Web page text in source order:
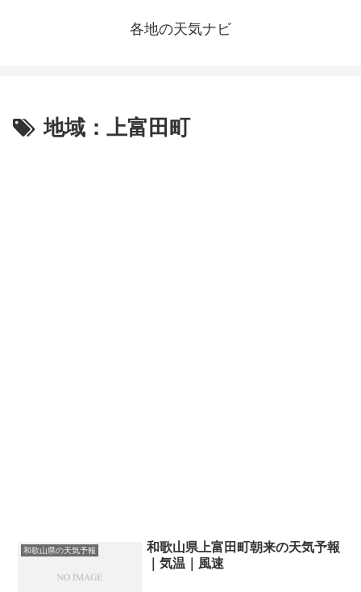
各地の天気ナビ
地域：上富田町
和歌山県の天気予報
和歌山県上富田町朝来の天気予報
｜気温｜風速